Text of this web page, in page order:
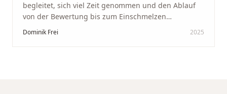
begleitet, sich viel Zeit genommen und den Ablauf
von der Bewertung bis zum Einschmelzen
transparent und angenehm gestaltet. Diskreter,
Dominik Frei 2025